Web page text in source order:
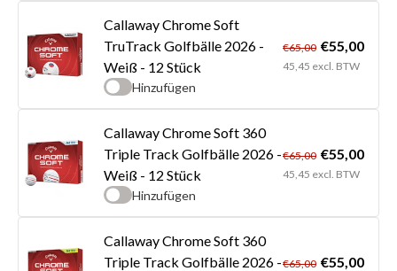
Callaway Chrome Soft
TruTrack Golfbälle 2026 -
Weiß - 12 Stück
Hinzufügen
€65,00 €55,00
45,45 excl. BTW
Callaway Chrome Soft 360
Triple Track Golfbälle 2026 -
Weiß - 12 Stück
Hinzufügen
€65,00 €55,00
45,45 excl. BTW
Callaway Chrome Soft 360
Triple Track Golfbälle 2026 -€65,00 €55,00